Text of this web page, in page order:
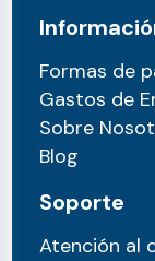
Formas de
Gastos de
Sobre
Blog
Soporte
Atención al